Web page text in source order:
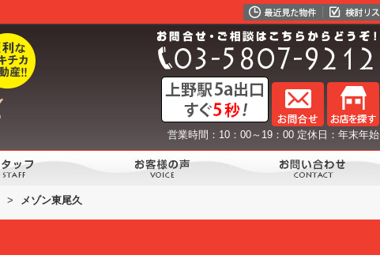
営業時間：10：00～19：00 定休日：年末年始
> メゾン東尾久